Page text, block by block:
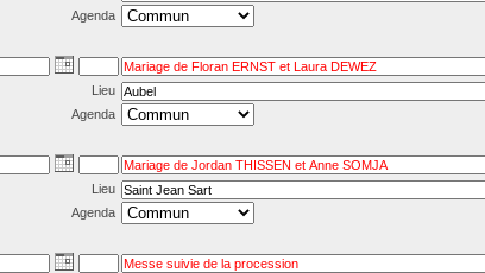
Agenda
Lieu
Agenda
Lieu
Agenda